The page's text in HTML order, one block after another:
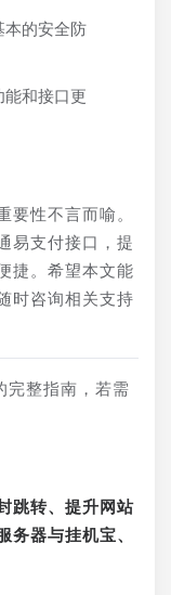
本的安全防
能和接口更
要性不言而喻。
易支付接口，提
捷。希望本文能
时咨询相关支持
完整指南，若需
跳转、提升网站
务器与挂机宝、